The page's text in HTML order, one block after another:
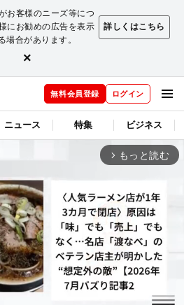
お客様のニーズ等につ
にお勧めの広告を表示
合があります。
詳しくはこちら
×
無料会員登録 ログイン
ニュース 特集 ビジネス
arrow_forward_ios もっと読む